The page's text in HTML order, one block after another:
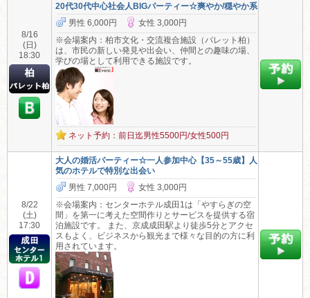
8/16
(日)
18:30
20代30代中心社会人BIGパーティー☆爽やか/穏やか系
男性 6,000円
女性 3,000円
※会場案内：柏市文化・交流複合施設（パレット柏）
は、市民の新しい発見や出会い、仲間との趣味の場、
学びの場として利用できる施設です。
ネット予約：前日迄男性5500円/女性500円
8/22
(土)
17:30
大人の婚活パーティー☆一人参加中心【35～55歳】人
気のホテルで特別な出会い
男性 7,000円
女性 3,000円
※会場案内：センターホテル成田1は「やすらぎの空
間」を第一に考えた空間作りとサービスを提供する宿
泊施設です。 また、京成成田駅より徒歩5分とアクセ
スもよく、ビジネスから観光まで様々な目的の方に利
用されています。